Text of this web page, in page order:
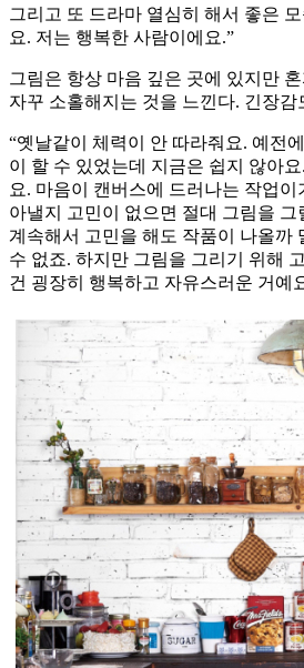
그리고 또 드라마 열심히 해서 좋은
요. 저는 행복한 사람이에요.”
그림은 항상 마음 깊은 곳에 있지만
자꾸 소홀해지는 것을 느낀다. 긴장감
“옛날같이 체력이 안 따라줘요. 예전
이 할 수 있었는데 지금은 쉽지 않아
요. 마음이 캔버스에 드러나는 작업
아낼지 고민이 없으면 절대 그림을
계속해서 고민을 해도 작품이 나올까
수 없죠. 하지만 그림을 그리기 위해
건 굉장히 행복하고 자유스러운 거예